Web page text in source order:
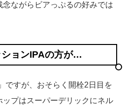
ながらビアっぷるの好みでは
ョンIPAの方が…
」ですが、おそらく開栓2日目を
プはスーパーデリックにネル